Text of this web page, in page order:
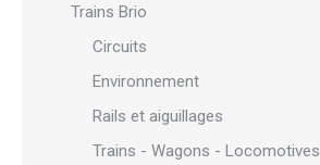
Trains Brio
Circuits
Environnement
Rails et aiguillages
Trains - Wagons - Locomotives